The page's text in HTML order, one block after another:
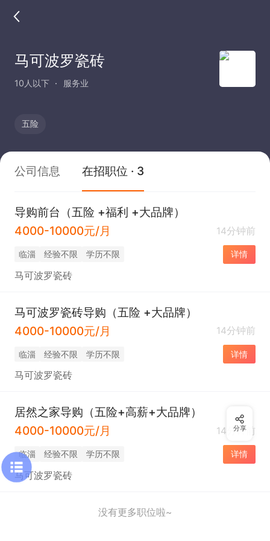
马可波罗瓷砖
10人以下 服务业
五险
公司信息 在招职位 · 3
导购前台（五险 +福利 +大品牌）
4000-10000元/月
14分钟前
临淄 经验不限 学历不限 详情
马可波罗瓷砖
马可波罗瓷砖导购（五险 +大品牌）
4000-10000元/月
14分钟前
临淄 经验不限 学历不限 详情
马可波罗瓷砖
居然之家导购（五险+高薪+大品牌）
4000-10000元/月
14分钟前
临淄 经验不限 学历不限 详情
马可波罗瓷砖
没有更多职位啦~
分享